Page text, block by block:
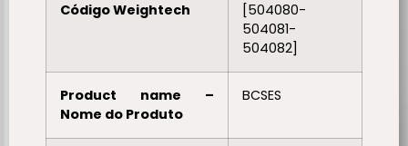
Código Weightech
[504080-
504081-
504082]
Product name –
Nome do Produto
BCSES